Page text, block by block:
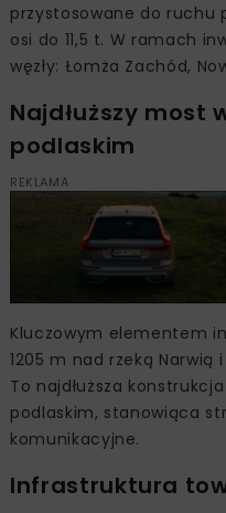
przystosowane do ruchu
osi do 11,5 t. W ramach
węzły: Łomża Zachód,
Najdłuższy most
podlaskim
REKLAMA
Kluczowym elementem
1205 m nad rzeką
To najdłuższa
podlaskim, stanowiąca
komunikacyjne.
Infrastruktura